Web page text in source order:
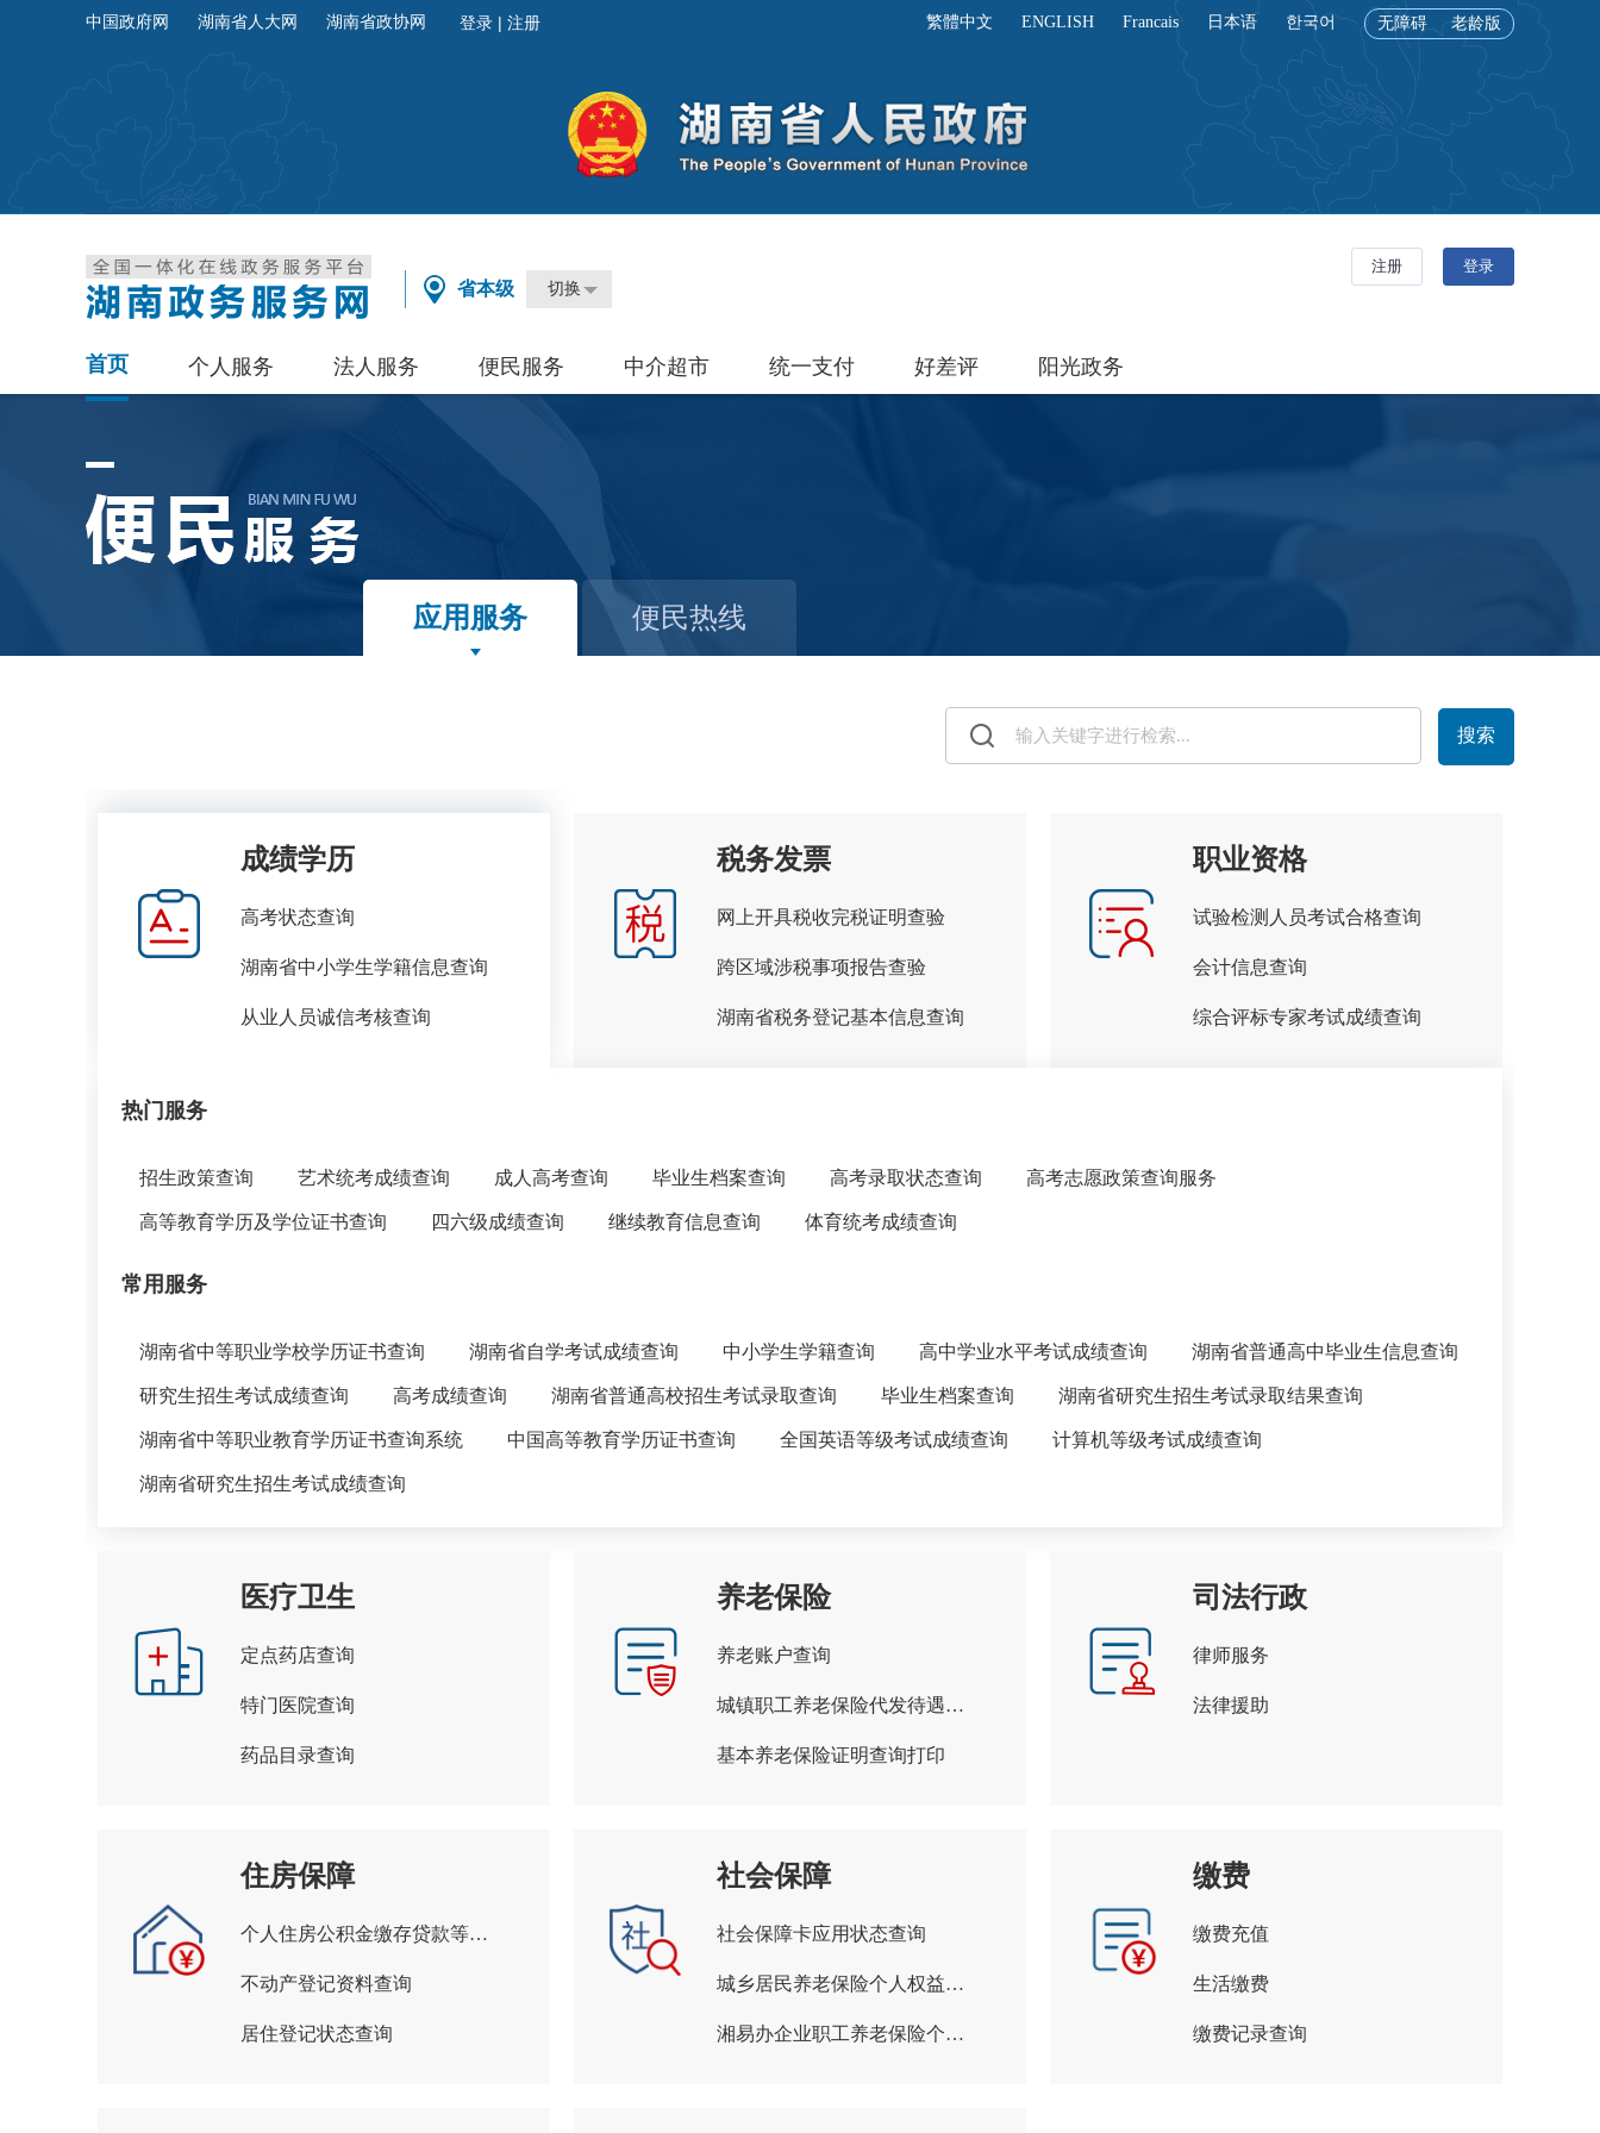
繁體中文 ENGLISH Francais 日本语 한국어 无障碍 老龄版
中国政府网 湖南省人大网 湖南省政协网
省本级 切换
首页 个人服务 法人服务 便民服务 中介超市 统一支付 好差评 阳光政务
应用服务 便民热线
成绩学历
高考状态查询
湖南省中小学生学籍信息查询
从业人员诚信考核查询
税务发票
网上开具税收完税证明查验
跨区域涉税事项报告查验
湖南省税务登记基本信息查询
职业资格
试验检测人员考试合格查询
会计信息查询
综合评标专家考试成绩查询
热门服务
招生政策查询 艺术统考成绩查询 成人高考查询 毕业生档案查询 高考录取状态查询 高考志愿政策查询服务
高等教育学历及学位证书查询 四六级成绩查询 继续教育信息查询 体育统考成绩查询
常用服务
湖南省中等职业学校学历证书查询 湖南省自学考试成绩查询 中小学生学籍查询 高中学业水平考试成绩查询 湖南省普通高中毕业生信息查询
研究生招生考试成绩查询 高考成绩查询 湖南省普通高校招生考试录取查询 毕业生档案查询 湖南省研究生招生考试录取结果查询
湖南省中等职业教育学历证书查询系统 中国高等教育学历证书查询 全国英语等级考试成绩查询 计算机等级考试成绩查询
湖南省研究生招生考试成绩查询
医疗卫生
定点药店查询
特门医院查询
药品目录查询
养老保险
养老账户查询
城镇职工养老保险代发待遇查询
基本养老保险证明查询打印
司法行政
律师服务
法律援助
住房保障
个人住房公积金缴存贷款等信息查询
不动产登记资料查询
居住登记状态查询
社会保障
社会保障卡应用状态查询
城乡居民养老保险个人权益记录查询打印
湘易办企业职工养老保险个人权益查询单查询打印
缴费
缴费充值
生活缴费
缴费记录查询